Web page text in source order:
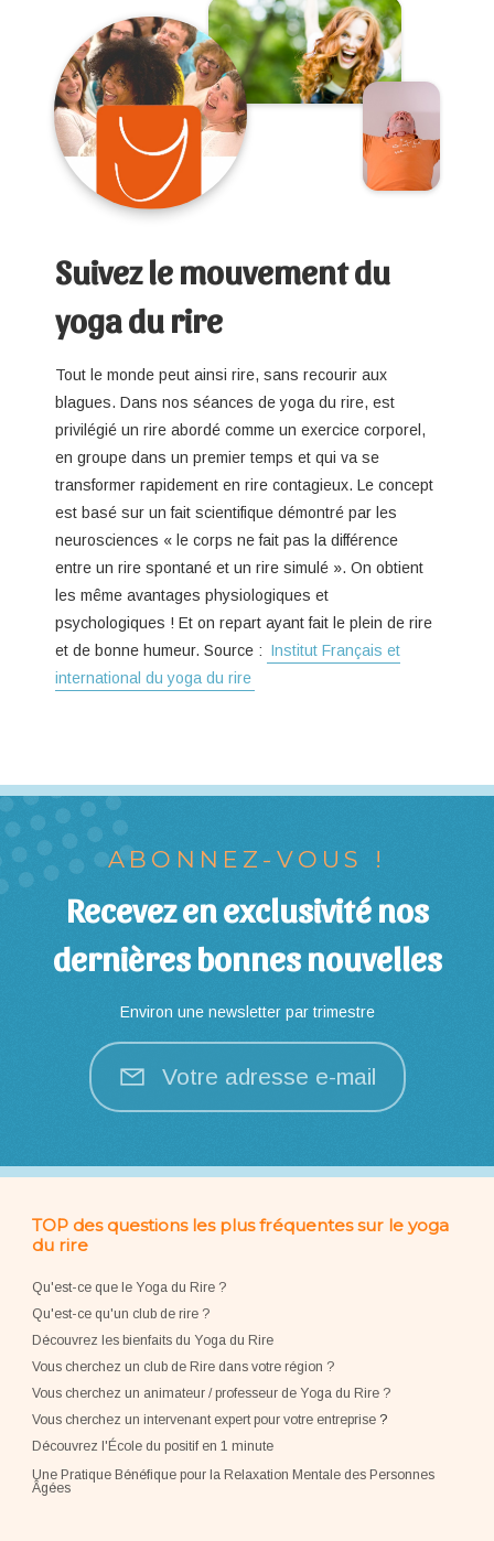
Suivez le mouvement du
yoga du rire
Tout le monde peut ainsi rire, sans recourir aux
blagues. Dans nos séances de yoga du rire, est
privilégié un rire abordé comme un exercice corporel,
en groupe dans un premier temps et qui va se
transformer rapidement en rire contagieux. Le concept
est basé sur un fait scientifique démontré par les
neurosciences « le corps ne fait pas la différence
entre un rire spontané et un rire simulé ». On obtient
les même avantages physiologiques et
psychologiques ! Et on repart ayant fait le plein de rire
et de bonne humeur. Source : Institut Français et
international du yoga du rire
ABONNEZ-VOUS !
Recevez en exclusivité nos
dernières bonnes nouvelles
Environ une newsletter par trimestre
Votre adresse e-mail
TOP des questions les plus fréquentes sur le yoga
du rire
Qu'est-ce que le Yoga du Rire ?
Qu'est-ce qu'un club de rire ?
Découvrez les bienfaits du Yoga du Rire
Vous cherchez un club de Rire dans votre région ?
Vous cherchez un animateur / professeur de Yoga du Rire ?
Vous cherchez un intervenant expert pour votre entreprise?
Découvrez l'École du positif en 1 minute
Une Pratique Bénéfique pour la Relaxation Mentale des Personnes
Âgées